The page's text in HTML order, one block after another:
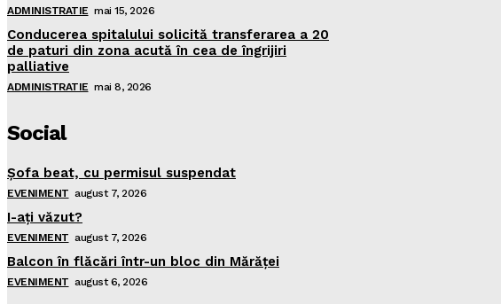
ADMINISTRATIE mai 15, 2026
Conducerea spitalului solicită transferarea a 20
de paturi din zona acută în cea de îngrijiri
palliative
ADMINISTRATIE mai 8, 2026
Social
Şofa beat, cu permisul suspendat
EVENIMENT august 7, 2026
I-aţi văzut?
EVENIMENT august 7, 2026
Balcon în flăcări într-un bloc din Mărăţei
EVENIMENT august 6, 2026